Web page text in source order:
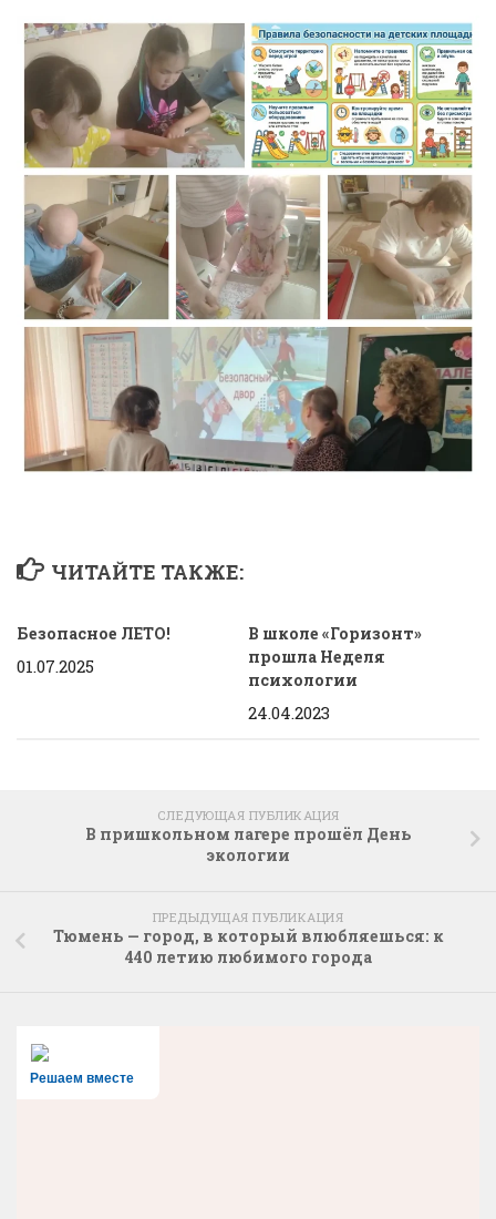
ЧИТАЙТЕ ТАКЖЕ:
Безопасное ЛЕТО!
01.07.2025
В школе «Горизонт»
прошла Неделя
психологии
24.04.2023
СЛЕДУЮЩАЯ ПУБЛИКАЦИЯ
В пришкольном лагере прошёл День
экологии
ПРЕДЫДУЩАЯ ПУБЛИКАЦИЯ
Тюмень — город, в который влюбляешься: к
440 летию любимого города
Решаем вместе